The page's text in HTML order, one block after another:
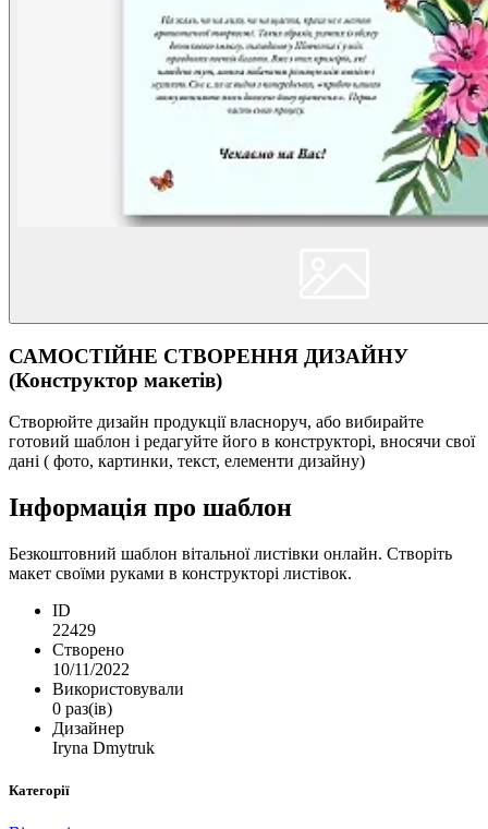
САМОСТІЙНЕ СТВОРЕННЯ ДИЗАЙНУ
(Конструктор макетів)
Створюйте дизайн продукції власноруч, або вибирайте
готовий шаблон і редагуйте його в конструкторі, вносячи свої
дані ( фото, картинки, текст, елементи дизайну)
Інформація про шаблон
Безкоштовний шаблон вітальної листівки онлайн. Створіть
макет своїми руками в конструкторі листівок.
ID
22429
Створено
10/11/2022
Використовували
0 раз(ів)
Дизайнер
Iryna Dmytruk
Категорії